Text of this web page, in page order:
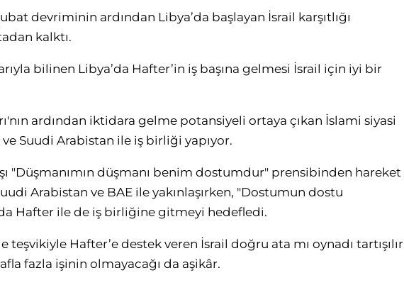
devriminin ardından Libya’da başlayan İsrail karşıtlığı
kalktı.
bilinen Libya’da Hafter’in iş başına gelmesi İsrail için iyi bir
ardından iktidara gelme potansiyeli ortaya çıkan İslami siyasi
ve Suudi Arabistan ile iş birliği yapıyor.
"Düşmanımın düşmanı benim dostumdur" prensibinden hareket
Arabistan ve BAE ile yakınlaşırken, "Dostumun dostu
Hafter ile de iş birliğine gitmeyi hedefledi.
teşvikiyle Hafter’e destek veren İsrail doğru ata mı oynadı tartışılır
fazla işinin olmayacağı da aşikâr.